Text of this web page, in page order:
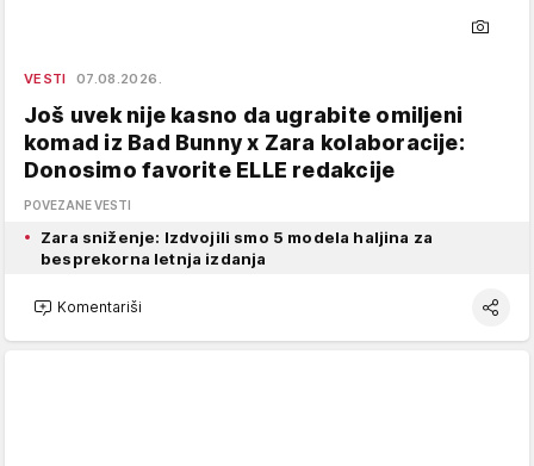
VESTI 07.08.2026.
Još uvek nije kasno da ugrabite omiljeni
komad iz Bad Bunny x Zara kolaboracije:
Donosimo favorite ELLE redakcije
POVEZANE VESTI
Zara sniženje: Izdvojili smo 5 modela haljina za
besprekorna letnja izdanja
Komentariši